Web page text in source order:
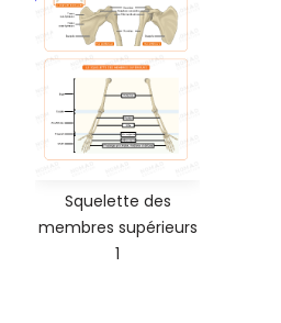
Squelette des
membres supérieurs
1